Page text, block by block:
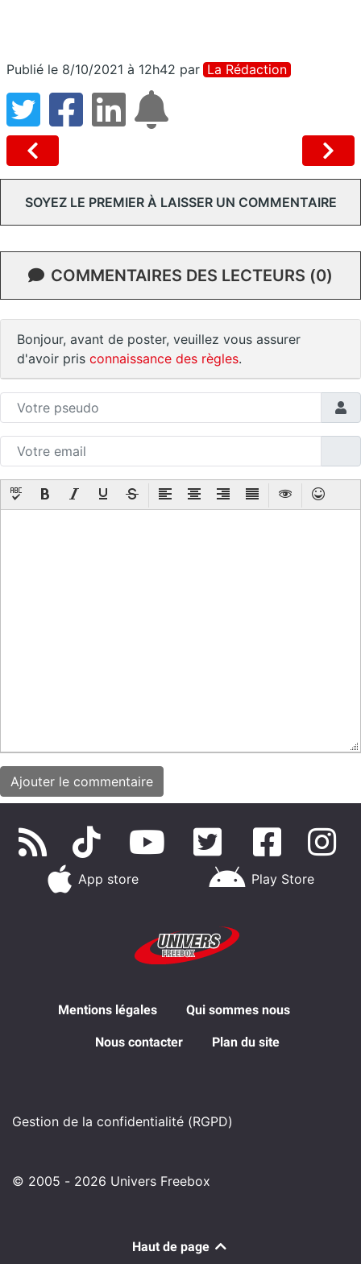
Publié le 8/10/2021 à 12h42 par La Rédaction
SOYEZ LE PREMIER À LAISSER UN COMMENTAIRE
COMMENTAIRES DES LECTEURS (0)
Bonjour, avant de poster, veuillez vous assurer
d'avoir pris connaissance des règles.
App store Play Store
Mentions légales Qui sommes nous
Nous contacter Plan du site
Gestion de la confidentialité (RGPD)
© 2005 - 2026 Univers Freebox
Haut de page